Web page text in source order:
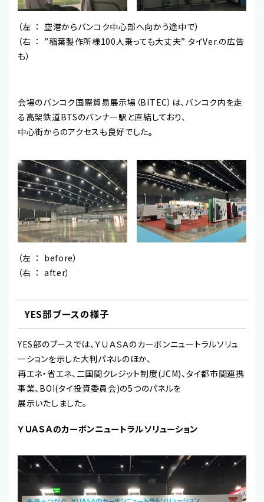
（左 ： 空港からバンコク中心部へ向かう途中で）
（右 ： ”稲葉製作所様100人乗っても大丈夫” タイVer.の広告
も）
会場のバンコク国際貿易展示場（BITEC）は、バンコク内を走
る高架鉄道BTSのバンナー駅と直結しており、
中心街からのアクセスも良好でした。
（左 ： before）
（右 ： after）
YES部ブースの様子
YES部のブースでは、ＹＵＡＳＡのカーボンニュートラルソリュ
ーションを示した大判パネルのほか、
再エネ・省エネ、二国間クレジット制度(JCM)、タイ都市間連携
事業、BOI(タイ投資委員会)の5つのパネルを
展示いたしました。
ＹＵＡＳＡのカーボンニュートラルソリューション